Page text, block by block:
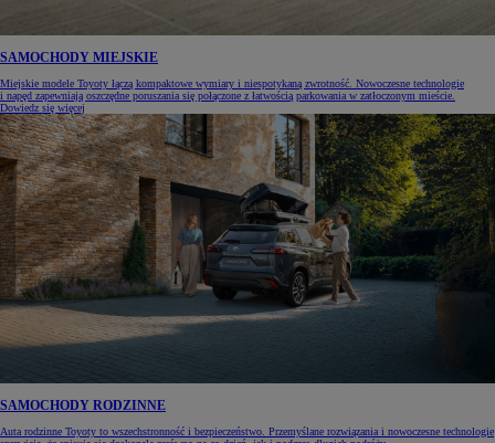
SAMOCHODY MIEJSKIE
Miejskie modele Toyoty łączą kompaktowe wymiary i niespotykaną zwrotność. Nowoczesne technologie
i napęd zapewniają oszczędne poruszania się połączone z łatwością parkowania w zatłoczonym mieście.
Dowiedz się więcej
SAMOCHODY RODZINNE
Auta rodzinne Toyoty to wszechstronność i bezpieczeństwo. Przemyślane rozwiązania i nowoczesne technologie